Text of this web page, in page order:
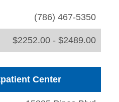
(786) 467-5350
$2252.00 - $2489.00
Center